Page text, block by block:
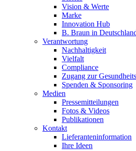
Vision & Werte
Marke
Innovation Hub
B. Braun in
Verantwortung
Nachhaltigkeit
Vielfalt
Compliance
Zugang zur
Spenden & Sponsoring
Medien
Pressemitteilungen
Fotos & Videos
Publikationen
Kontakt
Lieferanteninformation
Ihre Ideen